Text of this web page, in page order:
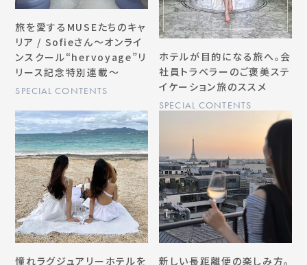
旅を愛するMUSEたちのキャ
リア / Sofieさん〜オンライ
ンスクール“hervoyage”リ
リース記念特別連載〜
SPECIAL CONTENTS
ホテルが目的になる旅へ。会
社員トラベラーのご褒美ステ
イケーション旅のススメ
SPECIAL CONTENTS
憧れラグジュアリーホテルを
新しい長距離便の楽しみ方。